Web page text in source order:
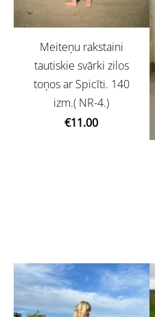
Meiteņu rakstaini
tautiskie svārki zilos
toņos ar Spicīti. 140
izm.( NR-4.)
€11.00